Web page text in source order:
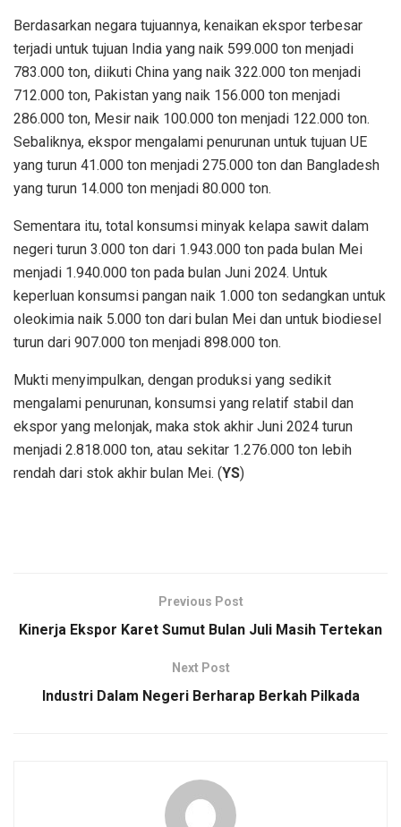
Berdasarkan negara tujuannya, kenaikan ekspor terbesar
terjadi untuk tujuan India yang naik 599.000 ton menjadi
783.000 ton, diikuti China yang naik 322.000 ton menjadi
712.000 ton, Pakistan yang naik 156.000 ton menjadi
286.000 ton, Mesir naik 100.000 ton menjadi 122.000 ton.
Sebaliknya, ekspor mengalami penurunan untuk tujuan UE
yang turun 41.000 ton menjadi 275.000 ton dan Bangladesh
yang turun 14.000 ton menjadi 80.000 ton.
Sementara itu, total konsumsi minyak kelapa sawit dalam
negeri turun 3.000 ton dari 1.943.000 ton pada bulan Mei
menjadi 1.940.000 ton pada bulan Juni 2024. Untuk
keperluan konsumsi pangan naik 1.000 ton sedangkan untuk
oleokimia naik 5.000 ton dari bulan Mei dan untuk biodiesel
turun dari 907.000 ton menjadi 898.000 ton.
Mukti menyimpulkan, dengan produksi yang sedikit
mengalami penurunan, konsumsi yang relatif stabil dan
ekspor yang melonjak, maka stok akhir Juni 2024 turun
menjadi 2.818.000 ton, atau sekitar 1.276.000 ton lebih
rendah dari stok akhir bulan Mei. (YS)
Previous Post
Kinerja Ekspor Karet Sumut Bulan Juli Masih Tertekan
Next Post
Industri Dalam Negeri Berharap Berkah Pilkada